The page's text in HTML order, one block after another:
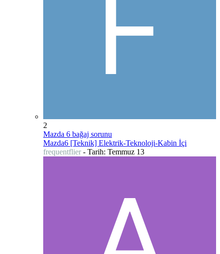
2
Mazda 6 bağaj sorunu
Mazda6 [Teknik] Elektrik-Teknoloji-Kabin İçi
frequentflier - Tarih: Temmuz 13